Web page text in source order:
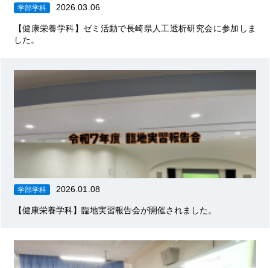
学部学科 2026.03.06
【健康栄養学科】ゼミ活動で長崎県人工透析研究会に参加しま
した。
学部学科 2026.01.08
【健康栄養学科】臨地実習報告会が開催されました。